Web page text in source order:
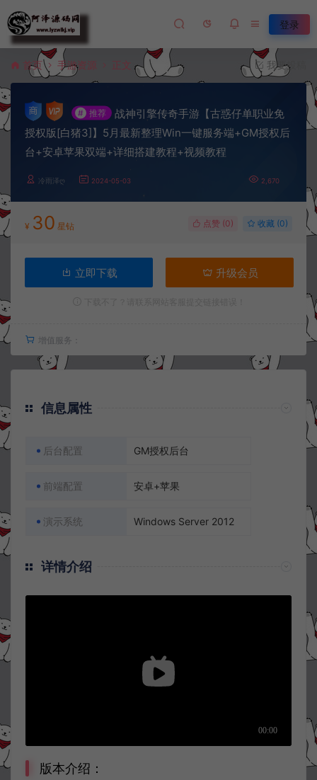
登录
首页 手游资源 正文 我要投稿
# 推荐
战神引擎传奇手游【古惑仔单职业免
授权版[白猪3]】5月最新整理Win一键服务端+GM授权后
台+安卓苹果双端+详细搭建教程+视频教程
冷雨泽ღ 2024-05-03 2,670
¥ 30 星钻 点赞 (0) 收藏 (0)
立即下载 升级会员
增值服务：
信息属性
后台配置 GM授权后台
前端配置 安卓+苹果
演示系统 Windows Server 2012
详情介绍
版本介绍：